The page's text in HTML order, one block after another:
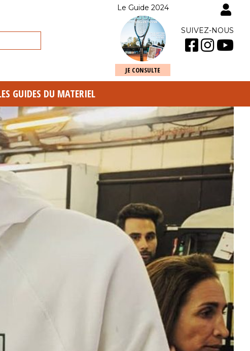
Le Guide 2024
JE CONSULTE
SUIVEZ-NOUS
GUIDES DU MATERIEL